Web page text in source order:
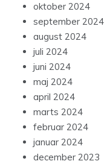
oktober 2024
september 2024
august 2024
juli 2024
juni 2024
maj 2024
april 2024
marts 2024
februar 2024
januar 2024
december 2023